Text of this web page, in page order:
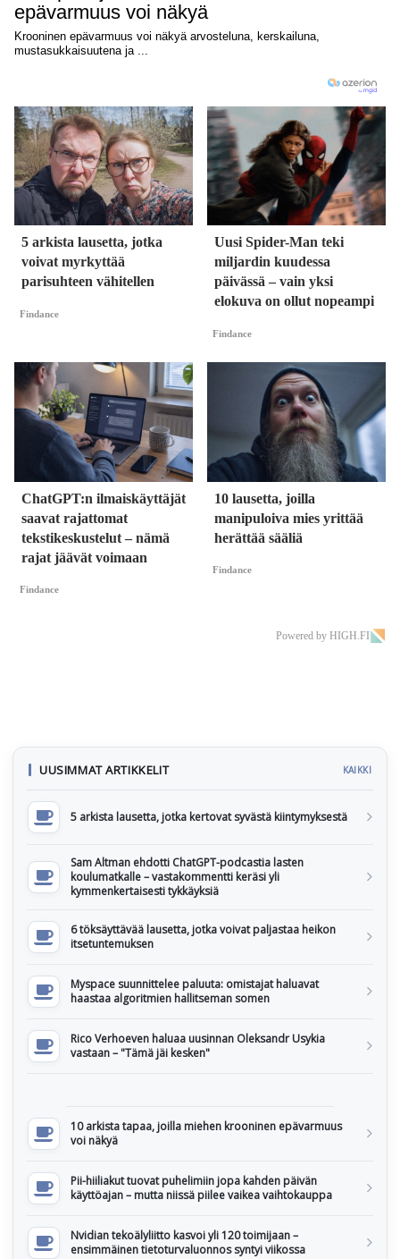
5 arkista lausetta, jotka
voivat myrkyttää
parisuhteen vähitellen
Findance
Uusi Spider-Man teki
miljardin kuudessa
päivässä – vain yksi
elokuva on ollut nopeampi
Findance
ChatGPT:n ilmaiskäyttäjät
saavat rajattomat
tekstikeskustelut – nämä
rajat jäävät voimaan
Findance
10 lausetta, joilla
manipuloiva mies yrittää
herättää sääliä
Findance
Powered by HIGH.FI
UUSIMMAT ARTIKKELIT KAIKKI
5 arkista lausetta, jotka kertovat syvästä kiintymyksestä
Sam Altman ehdotti ChatGPT-podcastia lasten
koulumatkalle – vastakommentti keräsi yli
kymmenkertaisesti tykkäyksiä
6 töksäyttävää lausetta, jotka voivat paljastaa heikon
itsetuntemuksen
Myspace suunnittelee paluuta: omistajat haluavat
haastaa algoritmien hallitseman somen
Rico Verhoeven haluaa uusinnan Oleksandr Usykia
vastaan – "Tämä jäi kesken"
10 arkista tapaa, joilla miehen krooninen epävarmuus
voi näkyä
Pii-hiiliakut tuovat puhelimiin jopa kahden päivän
käyttöajan – mutta niissä piilee vaikea vaihtokauppa
Nvidian tekoälyliitto kasvoi yli 120 toimijaan –
ensimmäinen tietoturvaluonnos syntyi viikossa